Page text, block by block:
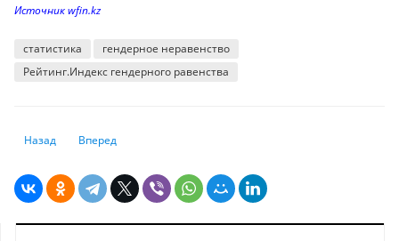
Источник wfin.kz
статистика
гендерное неравенство
Рейтинг.Индекс гендерного равенства
Предыдущий: Новые инвестпроекты, «умный» город и рост ключевых
Назад Следующий: Доходы госбюджета выросли на 8% за год —
Вперед